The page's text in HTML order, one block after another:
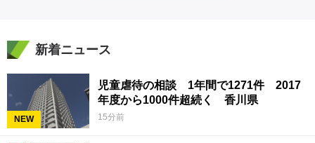
新着ニュース
NEW
児童虐待の相談 1年間で1271件 2017
年度から1000件超続く 香川県
15分前